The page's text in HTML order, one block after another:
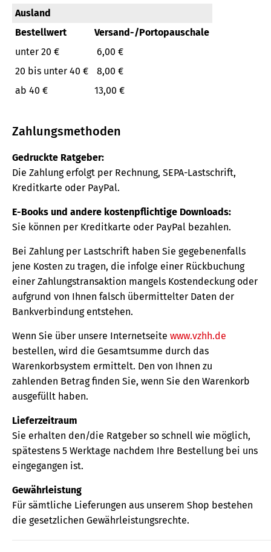
Ausland
Bestellwert
Versand-/Portopauschale
unter 20 €
6,00 €
20 bis unter 40 €
8,00 €
ab 40 €
13,00 €
Zahlungsmethoden
Gedruckte Ratgeber:
Die Zahlung erfolgt per Rechnung, SEPA-Lastschrift,
Kreditkarte oder PayPal.
E-Books und andere kostenpflichtige Downloads:
Sie können per Kreditkarte oder PayPal bezahlen.
Bei Zahlung per Lastschrift haben Sie gegebenenfalls
jene Kosten zu tragen, die infolge einer Rückbuchung
einer Zahlungstransaktion mangels Kostendeckung oder
aufgrund von Ihnen falsch übermittelter Daten der
Bankverbindung entstehen.
Wenn Sie über unsere Internetseite www.vzhh.de
bestellen, wird die Gesamtsumme durch das
Warenkorbsystem ermittelt. Den von Ihnen zu
zahlenden Betrag finden Sie, wenn Sie den Warenkorb
ausgefüllt haben.
Lieferzeitraum
Sie erhalten den/die Ratgeber so schnell wie möglich,
spätestens 5 Werktage nachdem Ihre Bestellung bei uns
eingegangen ist.
Gewährleistung
Für sämtliche Lieferungen aus unserem Shop bestehen
die gesetzlichen Gewährleistungsrechte.